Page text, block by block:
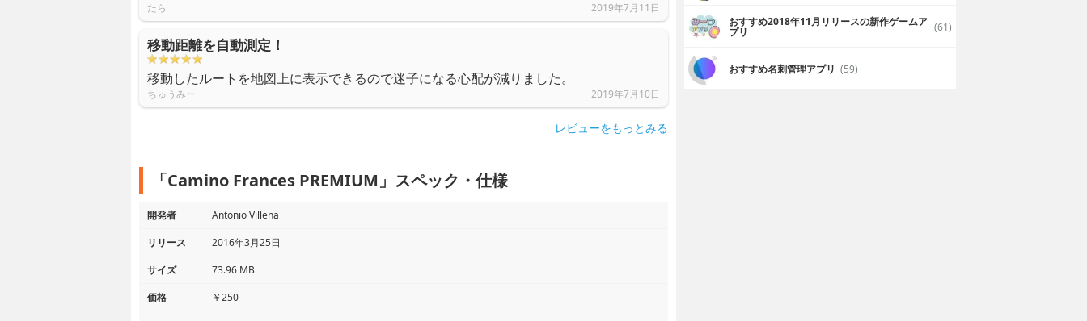
たら 2019年7月11日
移動距離を自動測定！
移動したルートを地図上に表示できるので迷子になる心配が減りました。
ちゅうみー 2019年7月10日
レビューをもっとみる
「Camino Frances PREMIUM」スペック・仕様
開発者
Antonio Villena
リリース
2016年3月25日
サイズ
73.96 MB
価格
￥250
おすすめ2018年11月リリースの新作ゲームア
プリ (61)
おすすめ名刺管理アプリ (59)